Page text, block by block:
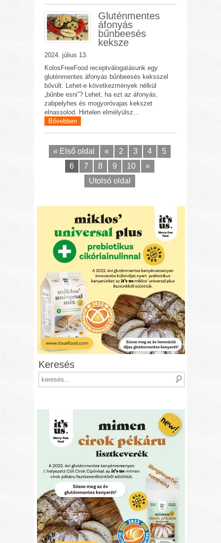
Gluténmentes
áfonyás
bűnbeesés
keksze
2024. július 13.
KolosFreeFood receptválogatásunk egy
gluténmentes áfonyás bűnbeesés keksszel
bővült. Lehet-e következmények nélkül
„bűnbe esni”? Lehet, ha ezt az áfonyás,
zabpelyhes és mogyoróvajas kekszet
elnassolod. Hirtelen elmélyülsz...
Bővebben
« Első oldal « 2 3 4
5
6
7 8 9 10
»
Utolsó oldal
Keresés